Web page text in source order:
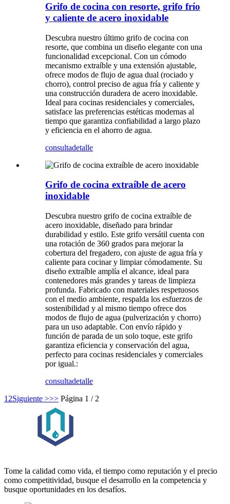
Grifo de cocina con resorte, grifo frío
y caliente de acero inoxidable
Descubra nuestro último grifo de cocina con
resorte, que combina un diseño elegante con una
funcionalidad excepcional. Con un cómodo
mecanismo extraíble y una extensión ajustable,
ofrece modos de flujo de agua dual (rociado y
chorro), control preciso de agua fría y caliente y
una construcción duradera de acero inoxidable.
Ideal para cocinas residenciales y comerciales,
satisface las preferencias estéticas modernas al
tiempo que garantiza confiabilidad a largo plazo
y eficiencia en el ahorro de agua.
consultadetalle
Grifo de cocina extraíble de acero
inoxidable
Descubra nuestro grifo de cocina extraíble de
acero inoxidable, diseñado para brindar
durabilidad y estilo. Este grifo versátil cuenta con
una rotación de 360 ​​grados para mejorar la
cobertura del fregadero, con ajuste de agua fría y
caliente para cocinar y limpiar cómodamente. Su
diseño extraíble amplía el alcance, ideal para
contenedores más grandes y tareas de limpieza
profunda. Fabricado con materiales respetuosos
con el medio ambiente, respalda los esfuerzos de
sostenibilidad y al mismo tiempo ofrece dos
modos de flujo de agua (pulverización y chorro)
para un uso adaptable. Con envío rápido y
función de parada de un solo toque, este grifo
garantiza eficiencia y conservación del agua,
perfecto para cocinas residenciales y comerciales
por igual.:
consultadetalle
1 2Siguiente >>> Página 1 / 2
Tome la calidad como vida, el tiempo como reputación y el precio
como competitividad, busque el desarrollo en la competencia y
busque oportunidades en los desafíos.